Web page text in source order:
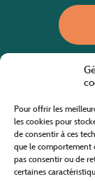
Pour offrir les
les cookies pour
de consentir à ces
que le comportement
pas consentir ou de
certaines
Website co-